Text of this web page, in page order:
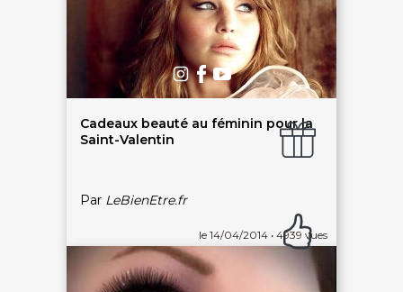
le 14/04/2014 • 4939 vues
Cadeaux beauté au féminin pour la
Saint-Valentin
Par LeBienEtre.fr
RECRUTEMENT
Ouvrir une agence LeBienEtre.fr
Livraison gratuite 94% de satisfaits